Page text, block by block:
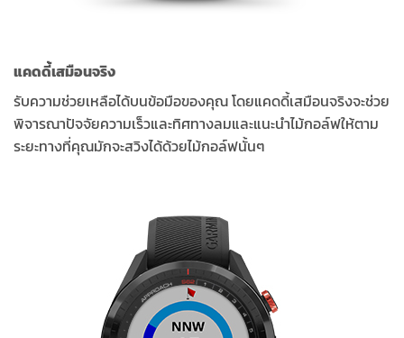
แคดดี้เสมือนจริง
รับความช่วยเหลือได้บนข้อมือของคุณ โดยแคดดี้เสมือนจริงจะช่วย
พิจารณาปัจจัยความเร็วและทิศทางลมและแนะนำไม้กอล์ฟให้ตาม
ระยะทางที่คุณมักจะสวิงได้ด้วยไม้กอล์ฟนั้นๆ